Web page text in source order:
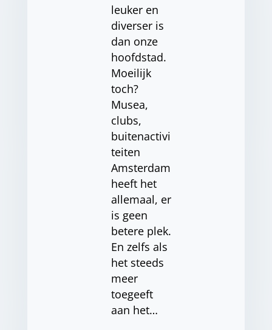
leuker en
diverser is
dan onze
hoofdstad.
Moeilijk
toch?
Musea,
clubs,
buitenactivi
teiten
Amsterdam
heeft het
allemaal, er
is geen
betere plek.
En zelfs als
het steeds
meer
toegeeft
aan het…